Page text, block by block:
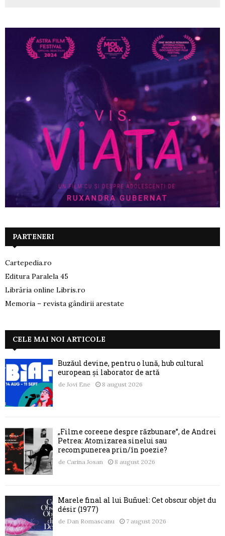
PARTENERI
Cartepedia.ro
Editura Paralela 45
Librăria online Libris.ro
Memoria – revista gândirii arestate
CELE MAI NOI ARTICOLE
Buzăul devine, pentru o lună, hub cultural
european și laborator de artă
de Jovi Ene 8 august 2026
„Filme coreene despre răzbunare”, de Andrei
Petrea: Atomizarea sinelui sau
recompunerea prin/în poezie?
de Carina Josan 8 august 2026
Marele final al lui Buñuel: Cet obscur objet du
désir (1977)
de Dan Romascanu 7 august 2026